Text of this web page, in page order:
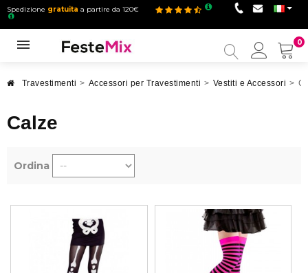
Spedizione gratuita a partire da 120€
0
mio
Travestimenti > Accessori per Travestimenti > Vestiti e Accessori >
Calze
Ordina